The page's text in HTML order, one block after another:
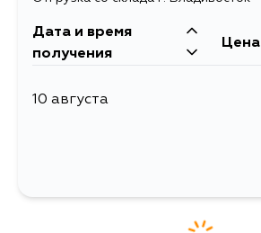
Дата и время
получения
Цена
10 августа